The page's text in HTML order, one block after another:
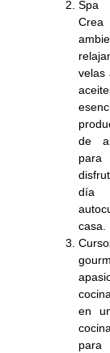
Spa
velas
de
para
casa.
en
para